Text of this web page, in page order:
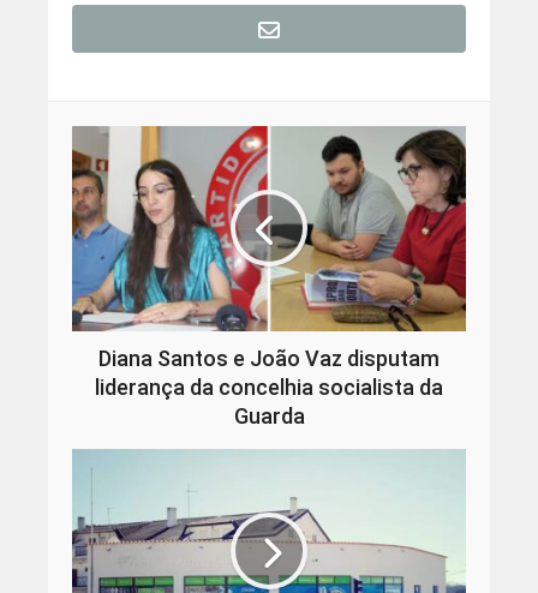
Diana Santos e João Vaz disputam
liderança da concelhia socialista da
Guarda